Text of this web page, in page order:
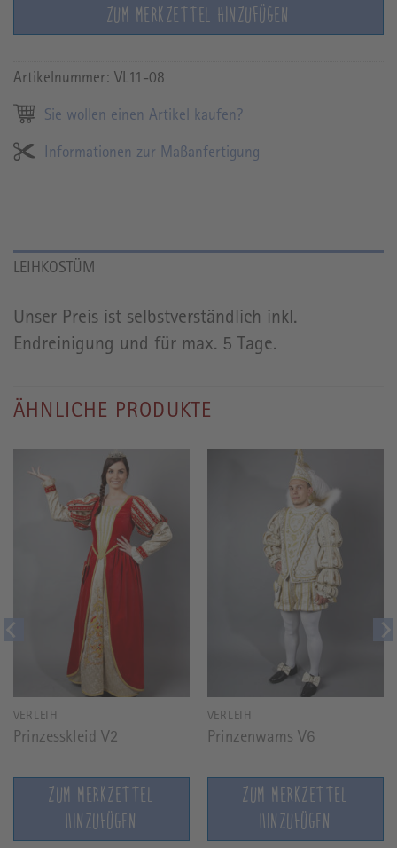
ZUM MERKZETTEL HINZUFÜGEN
Artikelnummer: VL11-08
Sie wollen einen Artikel kaufen?
Informationen zur Maßanfertigung
LEIHKOSTÜM
Unser Preis ist selbstverständlich inkl.
Endreinigung und für max. 5 Tage.
ÄHNLICHE PRODUKTE
VERLEIH
Prinzesskleid V2
ZUM MERKZETTEL
HINZUFÜGEN
VERLEIH
Prinzenwams V6
ZUM MERKZETTEL
HINZUFÜGEN